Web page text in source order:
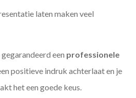
laten maken veel
een professionele
positieve indruk achterlaat en je
het een goede keus.